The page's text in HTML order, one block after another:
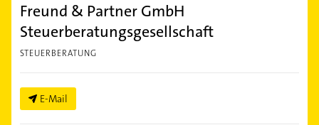
Freund & Partner GmbH
Steuerberatungsgesellschaft
STEUERBERATUNG
E-Mail